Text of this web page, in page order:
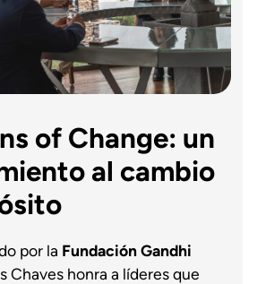
of Change: un
al cambio
por la Fundación Gandhi
Chaves honra a líderes que